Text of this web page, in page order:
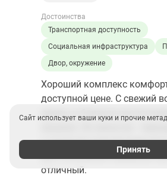
Достоинства
Транспортная доступность
Социальная инфраструктура
Двор, окружение
Хороший комплекс
доступной цене. С свежий
дворы и близкое
к качеству водопроводной
для спокойной семейной
отличный.
Сайт использует ваши куки и прочие
Принять